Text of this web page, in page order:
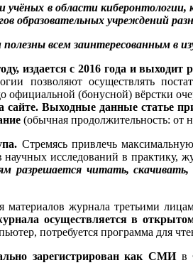
в области
образовательных учреждений
всем заинтересованным в
издается с 2016 года и выходит
позволяют осуществлять
официальной (бонусной) вёрстки
сайте. Выходные данные статье
(обычная продолжительность: от
Стремясь привлечь
научных исследований в практику,
разрешается читать,
материалов журнала третьими
осуществляется в
потребуется программа для
зарегистрирован как СМИ в